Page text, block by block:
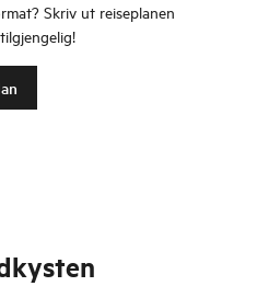
Skriv ut reiseplanen